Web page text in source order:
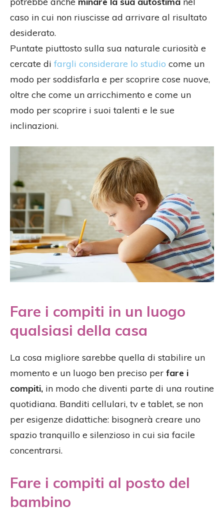
caso in cui non riuscisse ad arrivare al risultato
desiderato.
Puntate piuttosto sulla sua naturale curiosità e
cercate di fargli considerare lo studio come un
modo per soddisfarla e per scoprire cose nuove,
oltre che come un arricchimento e come un
modo per scoprire i suoi talenti e le sue
inclinazioni.
Fare i compiti in un luogo
qualsiasi della casa
La cosa migliore sarebbe quella di stabilire un
momento e un luogo ben preciso per fare i
compiti, in modo che diventi parte di una routine
quotidiana. Banditi cellulari, tv e tablet, se non
per esigenze didattiche: bisognerà creare uno
spazio tranquillo e silenzioso in cui sia facile
concentrarsi.
Fare i compiti al posto del
bambino